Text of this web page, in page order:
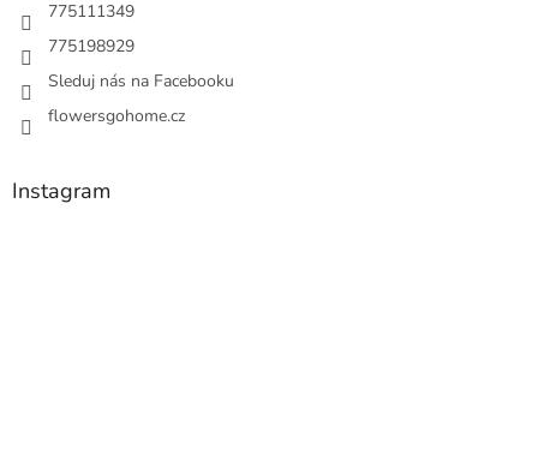
775111349
775198929
Sleduj nás na Facebooku
flowersgohome.cz
Instagram